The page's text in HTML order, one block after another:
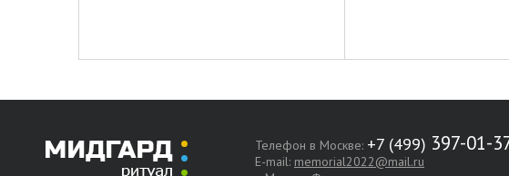
Телефон в Москве: 397-01-
E-mail: memorial2022@mail.ru